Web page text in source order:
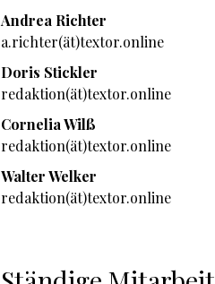
Andrea Richter
a.richter(ät)textor.online
Doris Stickler
redaktion(ät)textor.online
Cornelia Wilß
redaktion(ät)textor.online
Walter Welker
redaktion(ät)textor.online